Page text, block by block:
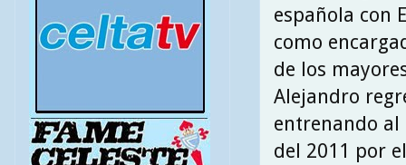
española con
como
de los
Alejandro
entrenando al
del 2011 por